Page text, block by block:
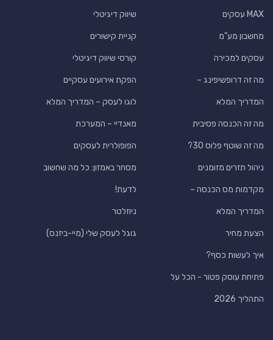
MAX עסקים
מחשבון מע"מ
עסקים למכירה
מה זה דרופשיפינג –
המדריך המלא
מה זה הכנסה פסיבית
מה זה שוטף פלוס 30?
ניהול תזרים מזומנים
מקדמות מס הכנסה –
המדריך המלא
הצעת מחיר
איך לעשות כסף?
פתיחת עוסק פטור - הכל על
התהליך 2026
שיווק דיגיטלי
קניית קישורים
קורסי שיווק דיגיטלי
הפקת אירועים עסקיים
לוגו לעסק – המדריך המלא
מאנדיי – המערכת
הפופולרית לעסקים
מסחר באמזון: כל מה שחשוב
לדעת!
ניוזלטר
גוגל לעסק שלי (מיי-ביזנס)